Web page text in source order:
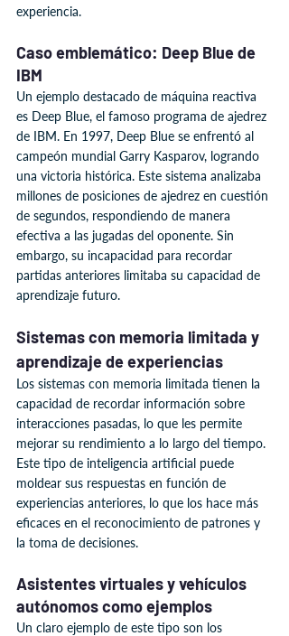
experiencia.
Caso emblemático: Deep Blue de
IBM
Un ejemplo destacado de máquina reactiva
es Deep Blue, el famoso programa de ajedrez
de IBM. En 1997, Deep Blue se enfrentó al
campeón mundial Garry Kasparov, logrando
una victoria histórica. Este sistema analizaba
millones de posiciones de ajedrez en cuestión
de segundos, respondiendo de manera
efectiva a las jugadas del oponente. Sin
embargo, su incapacidad para recordar
partidas anteriores limitaba su capacidad de
aprendizaje futuro.
Sistemas con memoria limitada y
aprendizaje de experiencias
Los sistemas con memoria limitada tienen la
capacidad de recordar información sobre
interacciones pasadas, lo que les permite
mejorar su rendimiento a lo largo del tiempo.
Este tipo de inteligencia artificial puede
moldear sus respuestas en función de
experiencias anteriores, lo que los hace más
eficaces en el reconocimiento de patrones y
la toma de decisiones.
Asistentes virtuales y vehículos
autónomos como ejemplos
Un claro ejemplo de este tipo son los